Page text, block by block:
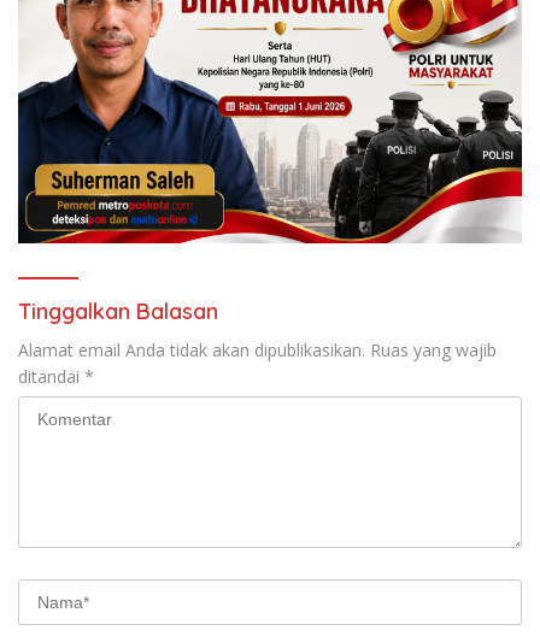
Tinggalkan Balasan
Alamat email Anda tidak akan dipublikasikan. Ruas yang wajib
ditandai *